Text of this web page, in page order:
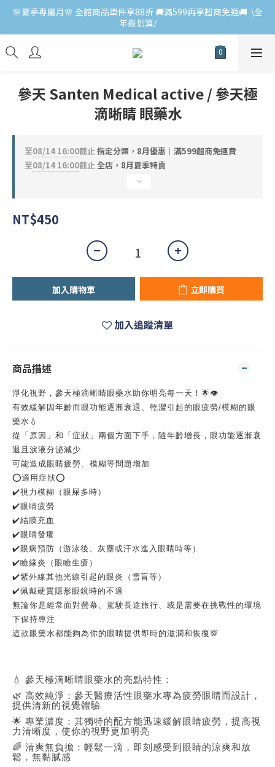
🌸夏季專屬月🌸 全館商品單件享88折 🚚滿599再享超商免運🚚  \全
年最划算/
參天 Santen Medical active / 參天極
滴晰睛 眼藥水
至08/14 16:00截止指定分類，8月優惠｜滿599超商免運費
至08/14 16:00截止全店，8月夏季特賣
NT$450
加入購物車 立即購買
加入追蹤清單
商品描述
淨化視野，參天極滴晰睛眼藥水助你明亮每一天！🌟👁️
有效緩解因年齡而眼功能逐漸衰退、乾澀引起的眼疲勞/模糊的眼
藥水💧
從「原因」和「症狀」兩個方面下手，隨年齡增長，眼功能逐漸衰
退且淚液分泌減少
可能造成眼睛疲勞、模糊等問題增加
⭕適用症狀⭕
✔️視力模糊（眼屎多時）
✔️眼睛疲勞
✔️結膜充血
✔️眼睛發癢
✔️眼病預防（游泳後、灰塵或汗水進入眼睛時等）
✔️瞼緣炎（眼瞼生瘡）
✔️紫外線其他光線引起的眼炎（雪盲等）
✔️佩戴硬質隱形眼鏡時的不適
無論你是經常面對螢幕、駕駛長途旅行、或是需要在挑戰性的環境
下保持專注
這款眼藥水都能夠為你的眼睛提供即時的滋潤和恢復💯
💧 參天極滴晰睛眼藥水的亮點特性：
🌿 高效純淨：參天醫療活性眼藥水專為疲勞眼睛而設計，
提供清新的視覺體驗
🌟 專業濃度：其獨特的配方能迅速緩解眼睛疲勞，提高視
力清晰度，使你的視野更加明亮
🌈 清爽無負擔：輕鬆一滴，即刻感受到眼睛的涼爽和放
鬆，無黏膩感